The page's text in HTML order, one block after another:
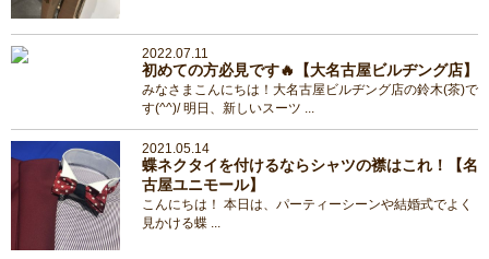
2022.07.11
初めての方必見です🔥【大名古屋ビルヂング店】
みなさまこんにちは！大名古屋ビルヂング店の鈴木(茶)で
す(^^)/ 明日、新しいスーツ ...
2021.05.14
蝶ネクタイを付けるならシャツの襟はこれ！【名
古屋ユニモール】
こんにちは！ 本日は、パーティーシーンや結婚式でよく
見かける蝶 ...